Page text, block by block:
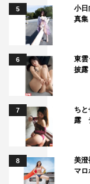
5
小日
真
6
東雲
披露
7
ち
露
8
美澄
マ